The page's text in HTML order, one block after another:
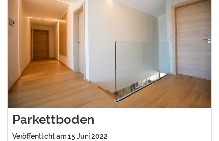
Parkettboden
Veröffentlicht am 15 Juni 2022